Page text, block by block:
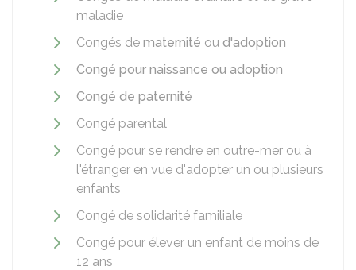
maladie
Congés de maternité ou d'adoption
Congé pour naissance ou adoption
Congé de paternité
Congé parental
Congé pour se rendre en outre-mer ou à
l'étranger en vue d'adopter un ou plusieurs
enfants
Congé de solidarité familiale
Congé pour élever un enfant de moins de
12 ans